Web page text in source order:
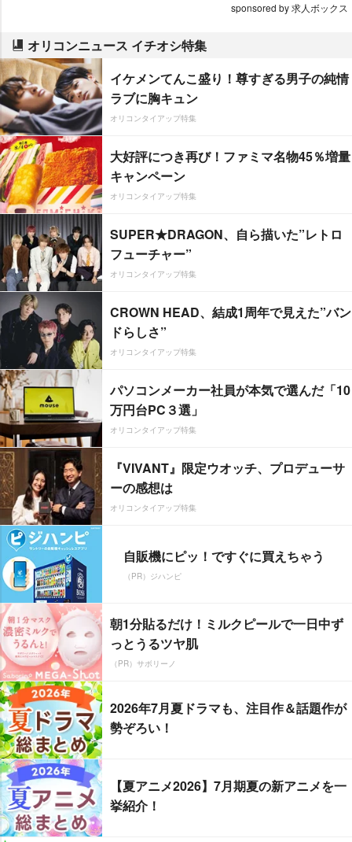
sponsored by 求人ボックス
オリコンニュース イチオシ特集
イケメンてんこ盛り！尊すぎる男子の純情
ラブに胸キュン
オリコンタイアップ特集
大好評につき再び！ファミマ名物45％増量
キャンペーン
オリコンタイアップ特集
SUPER★DRAGON、自ら描いた”レトロ
フューチャー”
オリコンタイアップ特集
CROWN HEAD、結成1周年で見えた”バン
ドらしさ”
オリコンタイアップ特集
パソコンメーカー社員が本気で選んだ「10
万円台PC３選」
オリコンタイアップ特集
『VIVANT』限定ウオッチ、プロデューサ
ーの感想は
オリコンタイアップ特集
自販機にピッ！ですぐに買えちゃう
（PR）ジハンピ
朝1分貼るだけ！ミルクピールで一日中ず
っとうるツヤ肌
（PR）サボリーノ
2026年7月夏ドラマも、注目作＆話題作が
勢ぞろい！
【夏アニメ2026】7月期夏の新アニメを一
挙紹介！